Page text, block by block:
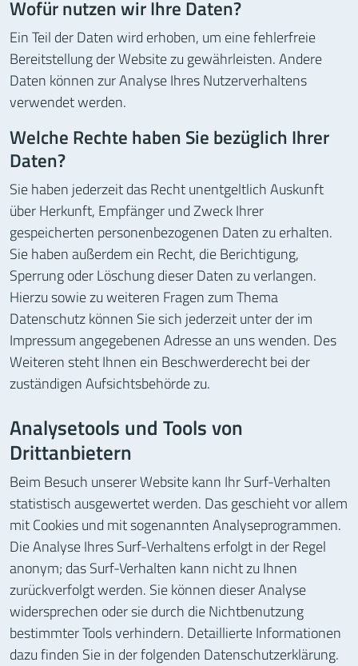
Wofür nutzen wir Ihre Daten?
Ein Teil der Daten wird erhoben, um eine fehlerfreie
Bereitstellung der Website zu gewährleisten. Andere
Daten können zur Analyse Ihres Nutzerverhaltens
verwendet werden.
Welche Rechte haben Sie bezüglich Ihrer
Daten?
Sie haben jederzeit das Recht unentgeltlich Auskunft
über Herkunft, Empfänger und Zweck Ihrer
gespeicherten personenbezogenen Daten zu erhalten.
Sie haben außerdem ein Recht, die Berichtigung,
Sperrung oder Löschung dieser Daten zu verlangen.
Hierzu sowie zu weiteren Fragen zum Thema
Datenschutz können Sie sich jederzeit unter der im
Impressum angegebenen Adresse an uns wenden. Des
Weiteren steht Ihnen ein Beschwerderecht bei der
zuständigen Aufsichtsbehörde zu.
Analysetools und Tools von
Drittanbietern
Beim Besuch unserer Website kann Ihr Surf-Verhalten
statistisch ausgewertet werden. Das geschieht vor allem
mit Cookies und mit sogenannten Analyseprogrammen.
Die Analyse Ihres Surf-Verhaltens erfolgt in der Regel
anonym; das Surf-Verhalten kann nicht zu Ihnen
zurückverfolgt werden. Sie können dieser Analyse
widersprechen oder sie durch die Nichtbenutzung
bestimmter Tools verhindern. Detaillierte Informationen
dazu finden Sie in der folgenden Datenschutzerklärung.